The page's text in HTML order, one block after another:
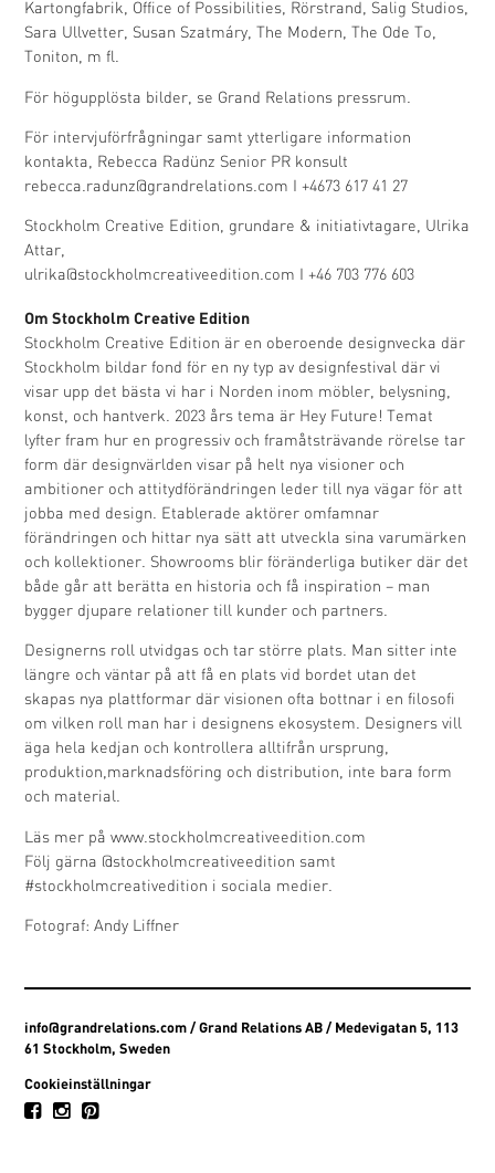
Kartongfabrik, Office of Possibilities, Rörstrand, Salig Studios,
Sara Ullvetter, Susan Szatmáry, The Modern, The Ode To,
Toniton, m fl.
För högupplösta bilder, se Grand Relations pressrum.
För intervjuförfrågningar samt ytterligare information
kontakta, Rebecca Radünz Senior PR konsult
rebecca.radunz@grandrelations.com I +4673 617 41 27
Stockholm Creative Edition, grundare & initiativtagare, Ulrika
Attar,
ulrika@stockholmcreativeedition.com I +46 703 776 603
Om ​Stockholm Creative Edition
Stockholm Creative Edition är en oberoende designvecka där
Stockholm bildar fond för en ny typ av designfestival där vi
visar upp det bästa vi har i Norden inom möbler, belysning,
konst, och hantverk. 2023 års tema är Hey Future! Temat
lyfter fram hur en progressiv och framåtsträvande rörelse tar
form där designvärlden visar på helt nya visioner och
ambitioner och attitydförändringen leder till nya vägar för att
jobba med design. Etablerade aktörer omfamnar
förändringen och hittar nya sätt att utveckla sina varumärken
och kollektioner. Showrooms blir föränderliga butiker där det
både går att berätta en historia och få inspiration – man
bygger djupare relationer till kunder och partners.
Designerns roll utvidgas och tar större plats. Man sitter inte
längre och väntar på att få en plats vid bordet utan det
skapas nya plattformar där visionen ofta bottnar i en filosofi
om vilken roll man har i designens ekosystem. Designers vill
äga hela kedjan och kontrollera alltifrån ursprung,
produktion,marknadsföring och distribution, inte bara form
och material.
Läs mer påwww.stockholmcreativeedition.com
Följ gärna @stockholmcreativeedition samt
#stockholmcreativedition i sociala medier.
Fotograf: Andy Liffner
info@grandrelations.com/ Grand Relations AB / Medevigatan 5, 113
61 Stockholm, Sweden
Cookieinställningar